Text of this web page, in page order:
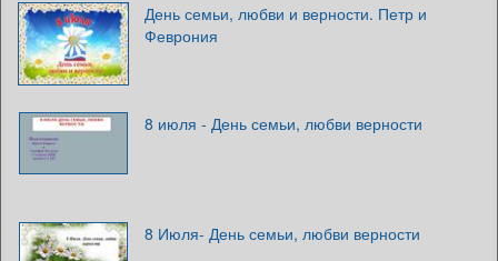
День семьи, любви и верности. Петр и
Феврония
8 июля - День семьи, любви верности
8 Июля- День семьи, любви верности